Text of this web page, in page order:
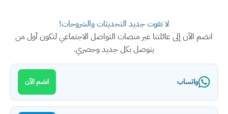
لا تفوت جديد التحديثات والشروحات!
انضم الآن إلى عائلتنا عبر منصات التواصل الاجتماعي لتكون أول من
يتوصل بكل جديد وحصري.
واتساب انضم الآن